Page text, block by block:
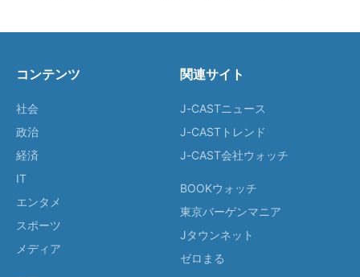
コンテンツ
社会
政治
経済
IT
エンタメ
スポーツ
メディア
関連サイト
J-CASTニュース
J-CASTトレンド
J-CAST会社ウォッチ
BOOKウォッチ
東京バーゲンマニア
Jタウンネット
ゼロまる